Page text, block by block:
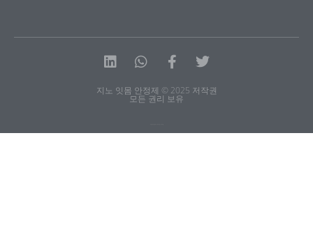
링
드
Whatsapp
Facebook-
트
터
지노 잇몸 안정제 © 2025 저작권
모든 권리 보유